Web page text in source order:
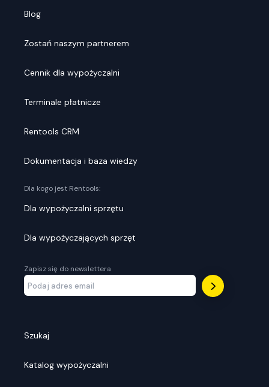
Blog
Zostań naszym partnerem
Cennik dla wypożyczalni
Terminale płatnicze
Rentools CRM
Dokumentacja i baza wiedzy
Dla kogo jest Rentools:
Dla wypożyczalni sprzętu
Dla wypożyczających sprzęt
Zapisz się do newslettera
Szukaj
Katalog wypożyczalni